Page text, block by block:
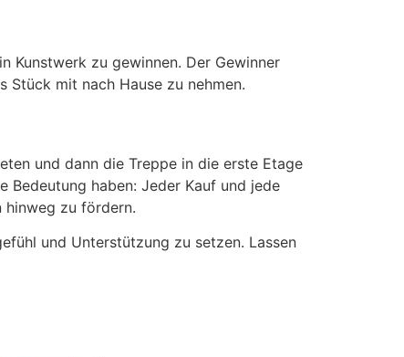
Kunstwerk zu gewinnen. Der Gewinner
Stück mit nach Hause zu nehmen.
und dann die Treppe in die erste Etage
Bedeutung haben: Jeder Kauf und jede
hinweg zu fördern.
und Unterstützung zu setzen. Lassen